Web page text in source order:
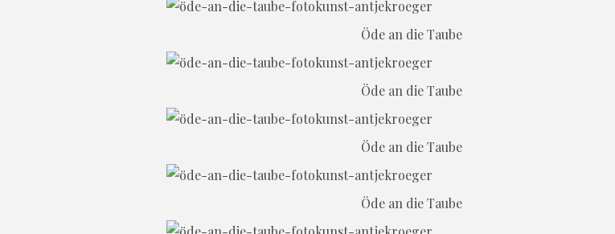
Öde an die Taube
Öde an die Taube
Öde an die Taube
Öde an die Taube